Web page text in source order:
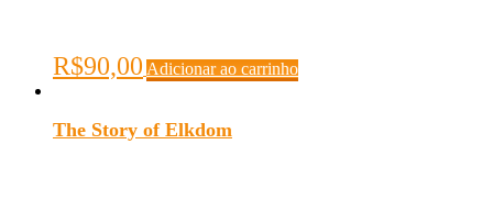
R$90,00 Adicionar ao carrinho
The Story of Elkdom